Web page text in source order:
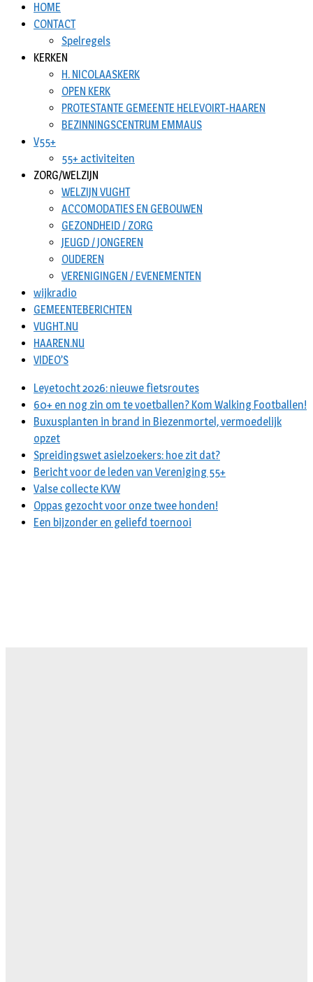
HOME
CONTACT
Spelregels
KERKEN
H. NICOLAASKERK
OPEN KERK
PROTESTANTE GEMEENTE HELEVOIRT-HAAREN
BEZINNINGSCENTRUM EMMAUS
V55+
55+ activiteiten
ZORG/WELZIJN
WELZIJN VUGHT
ACCOMODATIES EN GEBOUWEN
GEZONDHEID / ZORG
JEUGD / JONGEREN
OUDEREN
VERENIGINGEN / EVENEMENTEN
wijkradio
GEMEENTEBERICHTEN
VUGHT.NU
HAAREN.NU
VIDEO’S
Leyetocht 2026: nieuwe fietsroutes
60+ en nog zin om te voetballen? Kom Walking Footballen!
Buxusplanten in brand in Biezenmortel, vermoedelijk
opzet
Spreidingswet asielzoekers: hoe zit dat?
Bericht voor de leden van Vereniging 55+
Valse collecte KVW
Oppas gezocht voor onze twee honden!
Een bijzonder en geliefd toernooi